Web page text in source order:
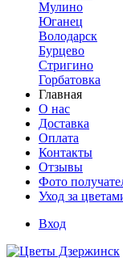
Мулино
Юганец
Володарск
Бурцево
Стригино
Горбатовка
Главная
О нас
Доставка
Оплата
Контакты
Отзывы
Фото
Уход за
Вход